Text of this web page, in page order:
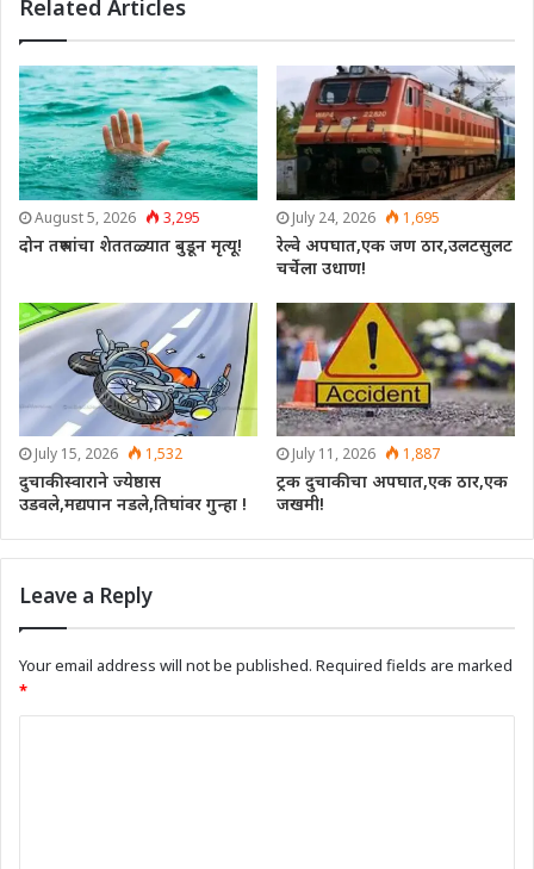
Related Articles
August 5, 2026 3,295
दोन तरुणांचा शेततळ्यात बुडून मृत्यू!
July 24, 2026 1,695
रेल्वे अपघात,एक जण ठार,उलटसुलट
चर्चेला उधाण!
July 15, 2026 1,532
दुचाकीस्वाराने ज्येष्ठास
उडवले,मद्यपान नडले,तिघांवर गुन्हा !
July 11, 2026 1,887
ट्रक दुचाकीचा अपघात,एक ठार,एक
जखमी!
Leave a Reply
Your email address will not be published. Required fields are marked
*